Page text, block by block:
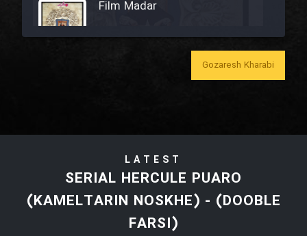
Film Madar
Film Bozorg Kheily Bozorg
Film Tora Dust Daram
Film Zir Derakht Holu
Gozaresh Kharabi
LATEST
SERIAL HERCULE PUARO
(KAMELTARIN NOSKHE) - (DOOBLE
FARSI)